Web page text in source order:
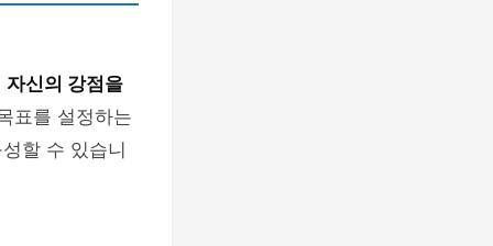
자신의 강점을
표를 설정하는
할 수 있습니